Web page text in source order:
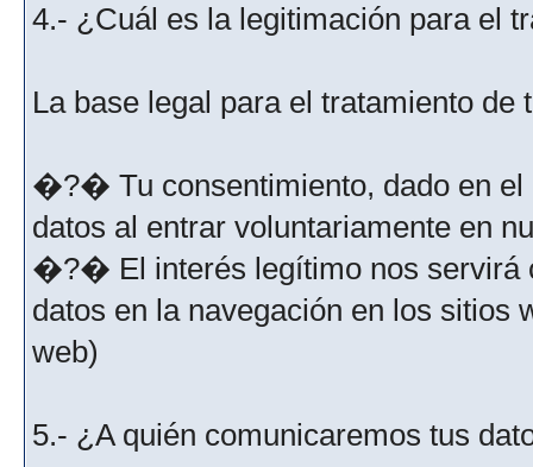
4.- ¿Cuál es la legitimación para el
La base legal para el tratamiento
�?� Tu consentimiento, dado en el
datos al entrar voluntariamente en
�?� El interés legítimo nos servirá
datos en la navegación en los sitios
web)
5.- ¿A quién comunicaremos tus